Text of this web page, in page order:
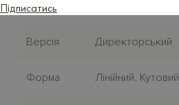
Підписатись
Стиль
Версія Директорський
Форма Лiнiйний, Кутовий